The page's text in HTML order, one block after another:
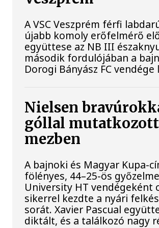
A VSC Veszprém férfi
újabb komoly erőfelmérő
együttese az NB III
második fordulójában a
Dorogi Bányász FC vendége
Nielsen
góllal mutatkozott
mezben
A bajnoki és Magyar Kupa-
fölényes, 44–25-ös
University HT vendégeként
sikerrel kezdte a nyári
sorát. Xavier Pascual
diktált, és a találkozó nagy